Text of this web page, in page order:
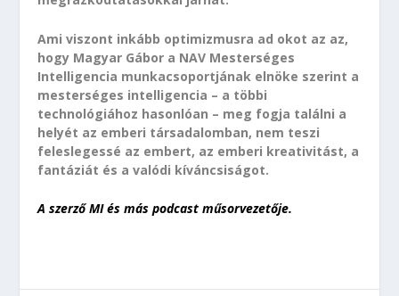
Ami viszont inkább optimizmusra ad okot az az,
hogy Magyar Gábor a NAV Mesterséges
Intelligencia munkacsoportjának elnöke szerint a
mesterséges intelligencia – a többi
technológiához hasonlóan – meg fogja találni a
helyét az emberi társadalomban, nem teszi
feleslegessé az embert, az emberi kreativitást, a
fantáziát és a valódi kíváncsiságot.
A szerző MI és más podcast műsorvezetője.